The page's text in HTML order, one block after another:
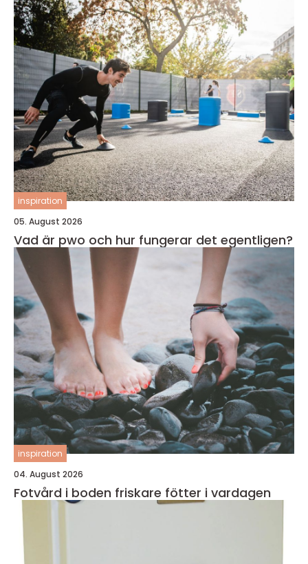
inspiration
05. August 2026
Vad är pwo och hur fungerar det egentligen?
inspiration
04. August 2026
Fotvård i boden friskare fötter i vardagen